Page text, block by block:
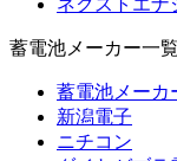
ネクストエナ
蓄電池メーカー一覧
蓄電池メーカ
新潟電子
ニチコン